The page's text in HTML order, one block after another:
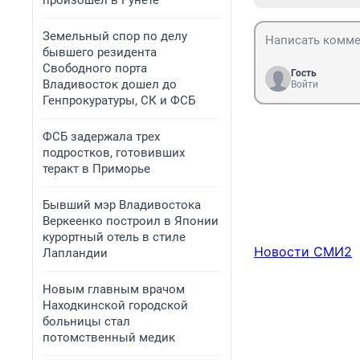
Земельный спор по делу
бывшего резидента
Свободного порта
Владивосток дошел до
Генпрокуратуры, СК и ФСБ
ФСБ задержала трех
подростков, готовивших
теракт в Приморье
Бывший мэр Владивостока
Веркеенко построил в Японии
курортный отель в стиле
Лапландии
Новым главным врачом
Находкинской городской
больницы стал
потомственный медик
Гость
Войти
Новости СМИ2